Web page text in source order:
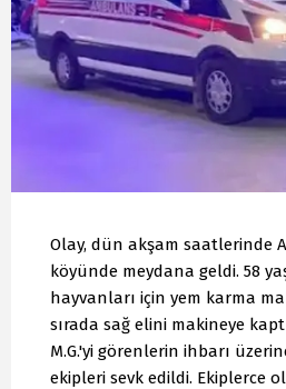
Olay, dün akşam saatlerinde
köyünde meydana geldi. 58
hayvanları için yem karma
sırada sağ elini makineye
M.G.'yi görenlerin ihbarı
ekipleri sevk edildi. Ekiplerce